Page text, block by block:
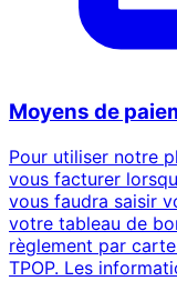
Moyens de
Pour utiliser notre
vous facturer
vous faudra saisir
votre tableau de
règlement par
TPOP. Les